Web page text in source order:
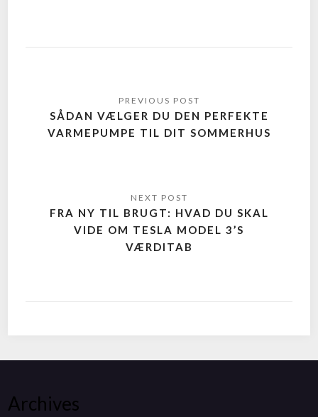
SÅDAN VÆLGER DU DEN PERFEKTE
VARMEPUMPE TIL DIT SOMMERHUS
FRA NY TIL BRUGT: HVAD DU SKAL
VIDE OM TESLA MODEL 3’S
VÆRDITAB
Archives